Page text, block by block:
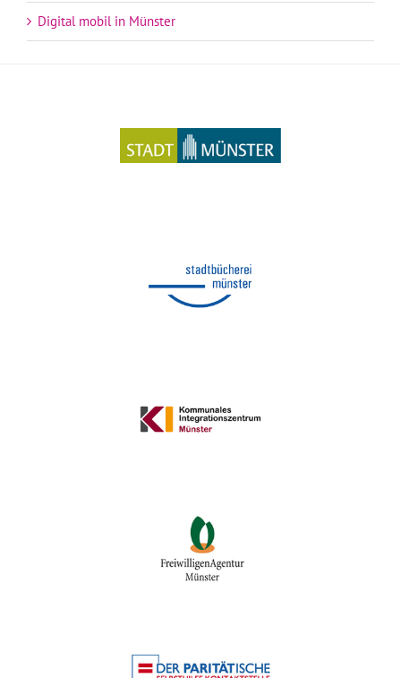
Digital mobil in Münster